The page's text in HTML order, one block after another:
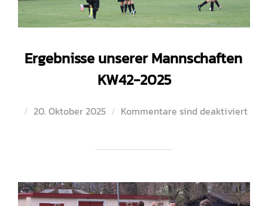
Ergebnisse unserer Mannschaften
KW42-2025
Veröffentlicht
20. Oktober 2025 Kommentare sind deaktiviert